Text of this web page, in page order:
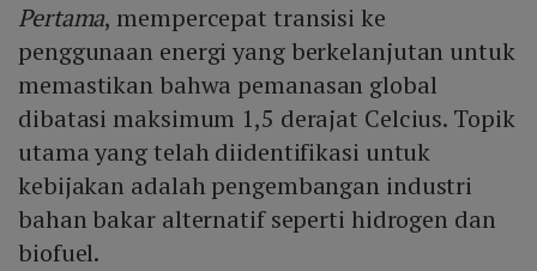
Pertama, mempercepat transisi ke
penggunaan energi yang berkelanjutan untuk
memastikan bahwa pemanasan global
dibatasi maksimum 1,5 derajat Celcius. Topik
utama yang telah diidentifikasi untuk
kebijakan adalah pengembangan industri
bahan bakar alternatif seperti hidrogen dan
biofuel.